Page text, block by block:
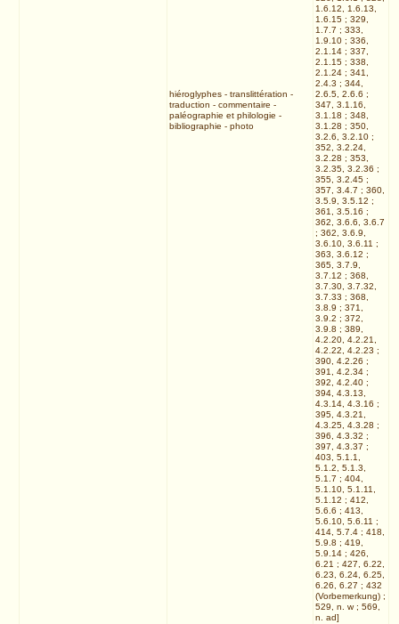
hiéroglyphes- translittération -
traduction - commentaire -
paléographie et philologie -
bibliographie - photo
1.6.12, 1.6.13,
1.6.15 ; 329,
1.7.7 ; 333,
1.9.10 ; 336,
2.1.14 ; 337,
2.1.15 ; 338,
2.1.24 ; 341,
2.4.3 ; 344,
2.6.5, 2.6.6 ;
347, 3.1.16,
3.1.18 ; 348,
3.1.28 ; 350,
3.2.6, 3.2.10 ;
352, 3.2.24,
3.2.28 ; 353,
3.2.35, 3.2.36 ;
355, 3.2.45 ;
357, 3.4.7 ; 360,
3.5.9, 3.5.12 ;
361, 3.5.16 ;
362, 3.6.6, 3.6.7
; 362, 3.6.9,
3.6.10, 3.6.11 ;
363, 3.6.12 ;
365, 3.7.9,
3.7.12 ; 368,
3.7.30, 3.7.32,
3.7.33 ; 368,
3.8.9 ; 371,
3.9.2 ; 372,
3.9.8 ; 389,
4.2.20, 4.2.21,
4.2.22, 4.2.23 ;
390, 4.2.26 ;
391, 4.2.34 ;
392, 4.2.40 ;
394, 4.3.13,
4.3.14, 4.3.16 ;
395, 4.3.21,
4.3.25, 4.3.28 ;
396, 4.3.32 ;
397, 4.3.37 ;
403, 5.1.1,
5.1.2, 5.1.3,
5.1.7 ; 404,
5.1.10, 5.1.11,
5.1.12 ; 412,
5.6.6 ; 413,
5.6.10, 5.6.11 ;
414, 5.7.4 ; 418,
5.9.8 ; 419,
5.9.14 ; 426,
6.21 ; 427, 6.22,
6.23, 6.24, 6.25,
6.26, 6.27 ; 432
(Vorbemerkung) ;
529, n. w ; 569,
n. ad]